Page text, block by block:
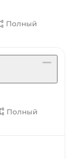
Полный
Полный